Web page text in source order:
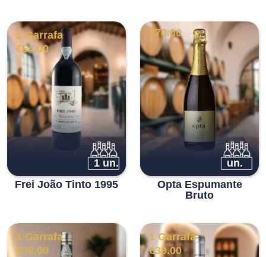
1 Garrafa
€54.00
1 un.
Frei João Tinto 1995
€70.00
un.
Opta Espumante
Bruto
1 Garrafa
€38.00
1 Garrafa
€38.00